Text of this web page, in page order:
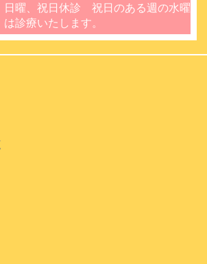
日曜、祝日休診 祝日のある週の水曜
は診療いたします。